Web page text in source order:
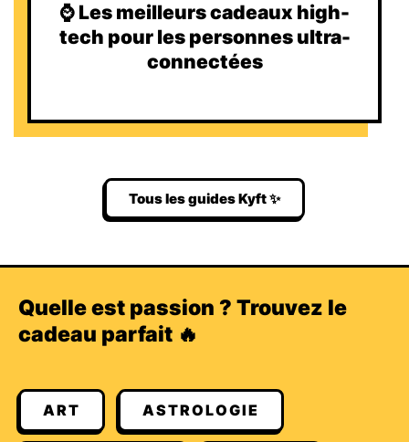
⌚️ Les meilleurs cadeaux high-
tech pour les personnes ultra-
connectées
Tous les guides Kyft ✨
Quelle est passion ? Trouvez le
cadeau parfait 🔥
ART ASTROLOGIE